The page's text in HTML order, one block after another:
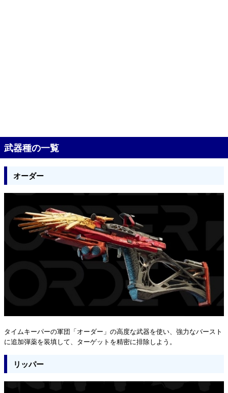
武器種の一覧
オーダー
タイムキーパーの軍団「オーダー」の高度な武器を使い、強力なバースト
に追加弾薬を装填して、ターゲットを精密に排除しよう。
リッパー